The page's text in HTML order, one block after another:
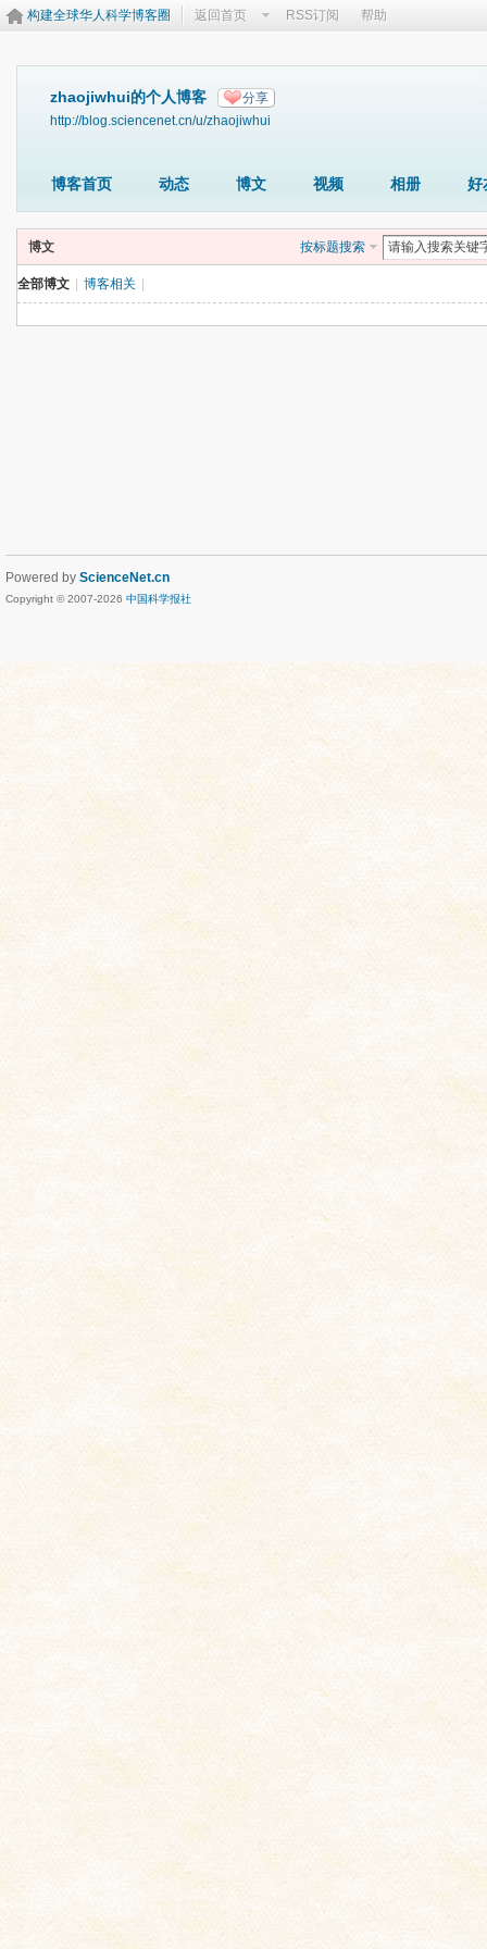
构建全球华人科学博客圈 返回首页 RSS订阅 帮助
zhaojiwhui的个人博客 分享
http://blog.sciencenet.cn/u/zhaojiwhui
博客首页 动态 博文 视频 相册 好
博文 按标题搜索
全部博文 博客相关
Powered by ScienceNet.cn
Copyright © 2007-2026 中国科学报社